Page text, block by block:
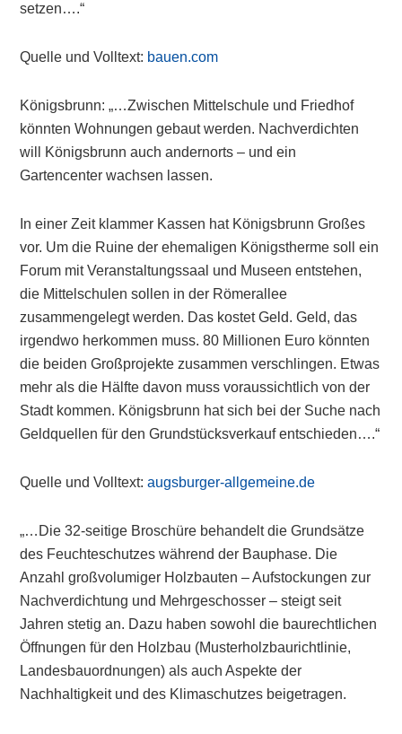
setzen….“
Quelle und Volltext: bauen.com
Königsbrunn: „…Zwischen Mittelschule und Friedhof
könnten Wohnungen gebaut werden. Nachverdichten
will Königsbrunn auch andernorts – und ein
Gartencenter wachsen lassen.
In einer Zeit klammer Kassen hat Königsbrunn Großes
vor. Um die Ruine der ehemaligen Königstherme soll ein
Forum mit Veranstaltungssaal und Museen entstehen,
die Mittelschulen sollen in der Römerallee
zusammengelegt werden. Das kostet Geld. Geld, das
irgendwo herkommen muss. 80 Millionen Euro könnten
die beiden Großprojekte zusammen verschlingen. Etwas
mehr als die Hälfte davon muss voraussichtlich von der
Stadt kommen. Königsbrunn hat sich bei der Suche nach
Geldquellen für den Grundstücksverkauf entschieden….“
Quelle und Volltext:augsburger-allgemeine.de
„…Die 32-seitige Broschüre behandelt die Grundsätze
des Feuchteschutzes während der Bauphase. Die
Anzahl großvolumiger Holzbauten – Aufstockungen zur
Nachverdichtung und Mehrgeschosser – steigt seit
Jahren stetig an. Dazu haben sowohl die baurechtlichen
Öffnungen für den Holzbau (Musterholzbaurichtlinie,
Landesbauordnungen) als auch Aspekte der
Nachhaltigkeit und des Klimaschutzes beigetragen.